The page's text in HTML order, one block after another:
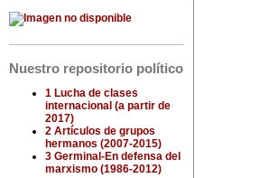
Nuestro repositorio político
1 Lucha de clases
internacional (a partir de
2017)
2 Artículos de grupos
hermanos (2007-2015)
3 Germinal-En defensa del
marxismo (1986-2012)